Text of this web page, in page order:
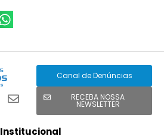
Canal de Denúncias
RECEBA NOSSA
NEWSLETTER
Institucional